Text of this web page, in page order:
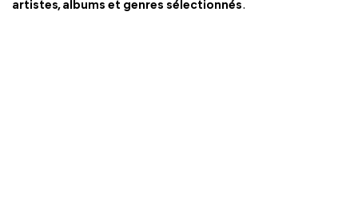
artistes, albums et genres sélectionnés.